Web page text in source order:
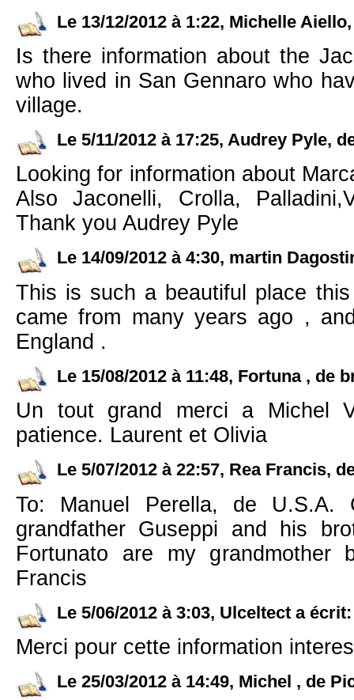
Le 13/12/2012 à 1:22, Michelle
Is there information about the
who lived in San Gennaro who
village.
Le 5/11/2012 à 17:25, Audrey Pyle,
Looking for information about
Also Jaconelli, Crolla,
Thank you Audrey Pyle
Le 14/09/2012 à 4:30, martin
This is such a beautiful place
came from many years ago ,
England .
Le 15/08/2012 à 11:48, Fortuna , de
Un tout grand merci a Michel
patience. Laurent et Olivia
Le 5/07/2012 à 22:57, Rea Francis,
To: Manuel Perella, de U.S.A.
grandfather Guseppi and his
Fortunato are my grandmother
Francis
Le 5/06/2012 à 3:03, Ulceltect a écrit:
Merci pour cette information
Le 25/03/2012 à 14:49, Michel , de